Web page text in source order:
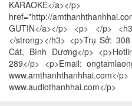
KARAOKE</
href="http://
GUTIN</a></p> <p> </p>
</strong></h3> <p>Trụ Sở:
Cát, Bình Dương</p>
289</p> <p>Email:
www.audiothanhhai.com</p>